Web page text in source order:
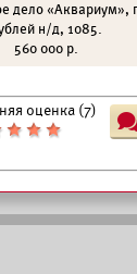
дело «Аквариум»,
н/д, 1085.
560 000 р.
оценка (7)